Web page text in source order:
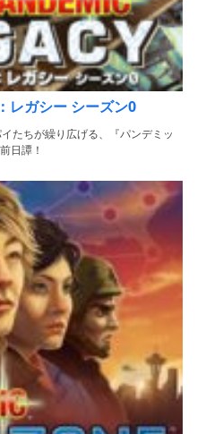
レガシー シーズン0
たちが繰り広げる、『パンデミッ
日譚！